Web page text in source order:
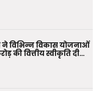
ने विभिन्न विकास योजनाओं
की वित्तीय स्वीकृति दी…